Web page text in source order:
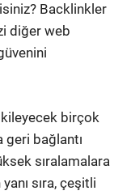
Backlinkler
diğer web
birçok
geri bağlantı
sıralamalara
sıra, çeşitli